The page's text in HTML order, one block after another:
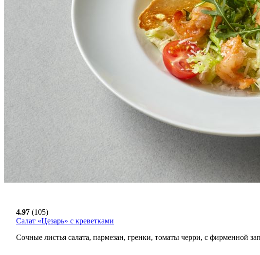
4.97 (105)
Салат «Цезарь» с креветками
Сочные листья салата, пармезан, гренки, томаты черри, с фирменной